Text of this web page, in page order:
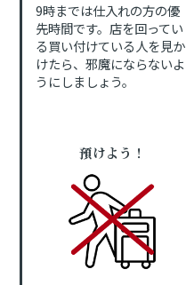
9時までは仕入れの方の優
先時間です。店を回ってい
る買い付けている人を見か
けたら、邪魔にならないよ
うにしましょう。
預けよう！